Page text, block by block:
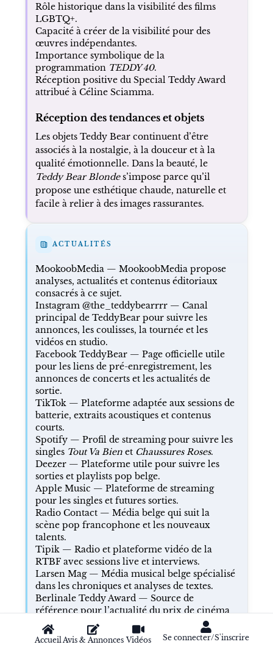
AccueilAvis & Annonces Vidéos Se connecter/S'inscrire
Rôle historique dans la visibilité des films
LGBTQ+.
Capacité à créer de la visibilité pour des
œuvres indépendantes.
Importance symbolique de la
programmation TEDDY 40.
Réception positive du Special Teddy Award
attribué à Céline Sciamma.
Réception des tendances et objets
Les objets Teddy Bear continuent d’être
associés à la nostalgie, à la douceur et à la
qualité émotionnelle. Dans la beauté, le
Teddy Bear Blondes’impose parce qu’il
propose une esthétique chaude, naturelle et
facile à relier à des images rassurantes.
ACTUALITÉS
MookoobMedia— MookoobMedia propose
analyses, actualités et contenus éditoriaux
consacrés à ce sujet.
Instagram @the_teddybearrrr— Canal
principal de TeddyBear pour suivre les
annonces, les coulisses, la tournée et les
vidéos en studio.
Facebook TeddyBear— Page officielle utile
pour les liens de pré-enregistrement, les
annonces de concerts et les actualités de
sortie.
TikTok— Plateforme adaptée aux sessions de
batterie, extraits acoustiques et contenus
courts.
Spotify— Profil de streaming pour suivre les
singles Tout Va Bienet Chaussures Roses.
Deezer— Plateforme utile pour suivre les
sorties et playlists pop belge.
Apple Music — Plateforme de streaming
pour les singles et futures sorties.
Radio Contact— Média belge qui suit la
scène pop francophone et les nouveaux
talents.
Tipik— Radio et plateforme vidéo de la
RTBF avec sessions live et interviews.
Larsen Mag— Média musical belge spécialisé
dans les chroniques et analyses de textes.
Berlinale Teddy Award— Source de
référence pour l’actualité du prix de cinéma
queer.
Steiff— Marque historique pour les ours en